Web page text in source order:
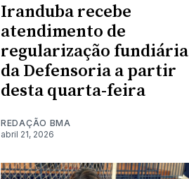
Iranduba recebe
atendimento de
regularização fundiária
da Defensoria a partir
desta quarta-feira
REDAÇÃO BMA
abril 21, 2026